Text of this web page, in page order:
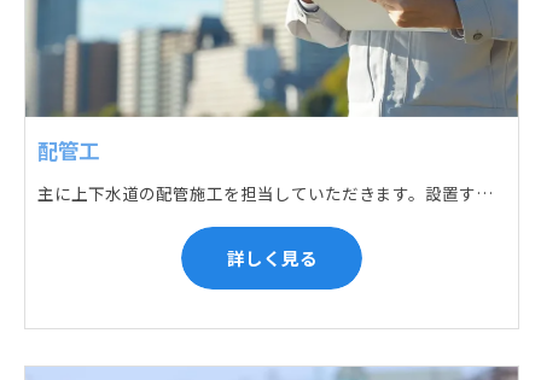
配管工
主に上下水道の配管施工を担当していただきます。設置する場所に応じて配管の形状や流れを工夫する管加工、ねじ切り、管締め、そして管据付作業になり、5人以上のチームで動くことが多いです。
詳しく見る